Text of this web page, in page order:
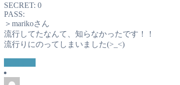
SECRET: 0
PASS:
＞marikoさん
流行してたなんて、知らなかったです！！
流行りにのってしまいました(>_<)